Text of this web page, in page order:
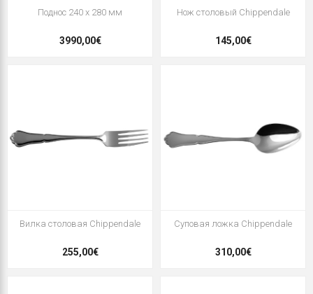
Поднос 240 x 280 мм
3990,00€
Нож столовый Chippendale
145,00€
Вилка столовая Chippendale
255,00€
Суповая ложка Chippendale
310,00€